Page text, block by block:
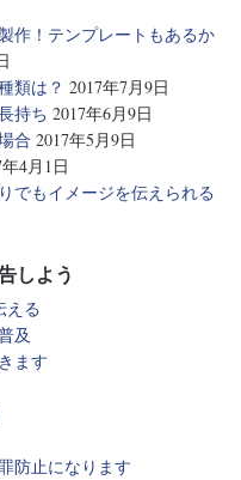
作！テンプレートもあるか
類は？ 2017年7月9日
持ち 2017年6月9日
合 2017年5月9日
4月1日
でもイメージを伝えられる
しよう
える
及
ます
防止になります